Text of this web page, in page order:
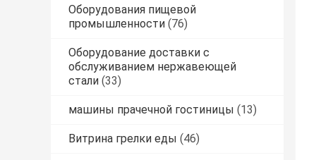
Оборудования пищевой
промышленности (76)
Оборудование доставки с
обслуживанием нержавеющей
стали (33)
машины прачечной гостиницы (13)
Витрина грелки еды (46)